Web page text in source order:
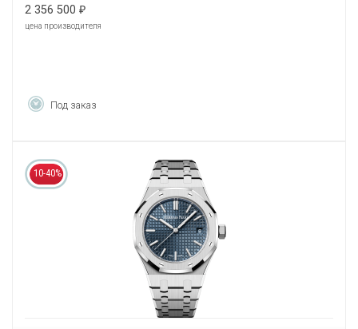
2 356 500 ₽
цена производителя
Под заказ
10-40%